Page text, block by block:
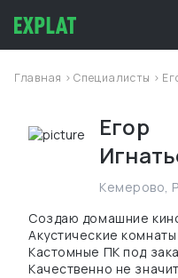
Главная >Специалисты >
Егор
Кемерово,
Создаю домашние
Акустические комнаты
Кастомные ПК под
Качественно не